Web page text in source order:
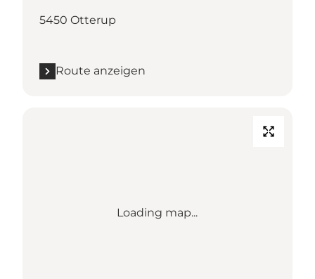
5450 Otterup
Route anzeigen
Loading map...